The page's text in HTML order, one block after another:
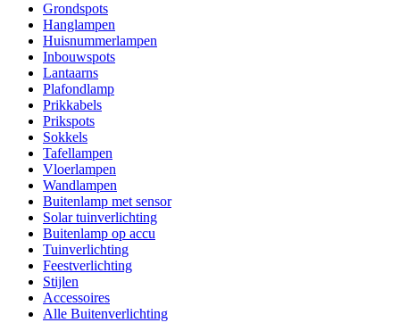
Grondspots
Hanglampen
Huisnummerlampen
Inbouwspots
Lantaarns
Plafondlamp
Prikkabels
Prikspots
Sokkels
Tafellampen
Vloerlampen
Wandlampen
Buitenlamp met sensor
Solar tuinverlichting
Buitenlamp op accu
Tuinverlichting
Feestverlichting
Stijlen
Accessoires
Alle Buitenverlichting